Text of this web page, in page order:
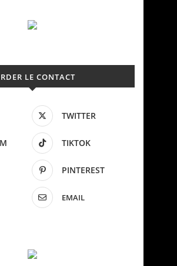
LE CONTACT
TWITTER
TIKTOK
PINTEREST
EMAIL